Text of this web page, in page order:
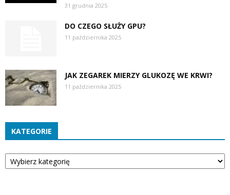
31 grudnia 2025
DO CZEGO SŁUŻY GPU?
11 października 2025
JAK ZEGAREK MIERZY GLUKOZĘ WE KRWI?
11 października 2025
KATEGORIE
Kategorie